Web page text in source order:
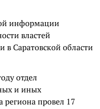
информации
властей
Саратовской области
отдел
и иных
региона провел 17